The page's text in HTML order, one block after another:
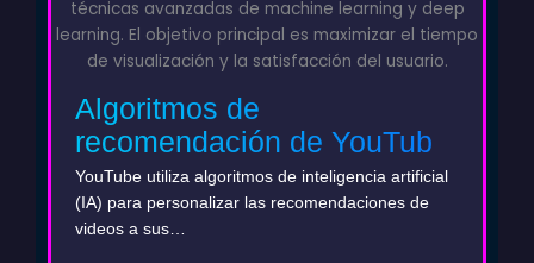
Algoritmos de
recomendación de YouTube
y marketing con AI: La clave
para aumentar la visibilidad
de tu marca
YouTube utiliza algoritmos de inteligencia artificial
(IA) para personalizar las recomendaciones de
videos a sus…